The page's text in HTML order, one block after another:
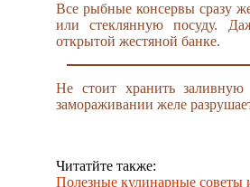
Все рыбные консервы сразу
или стеклянную посуду.
открытой жестяной банке.
Не стоит хранить
замораживании желе
Читатйте также:
Полезные кулинарные советы